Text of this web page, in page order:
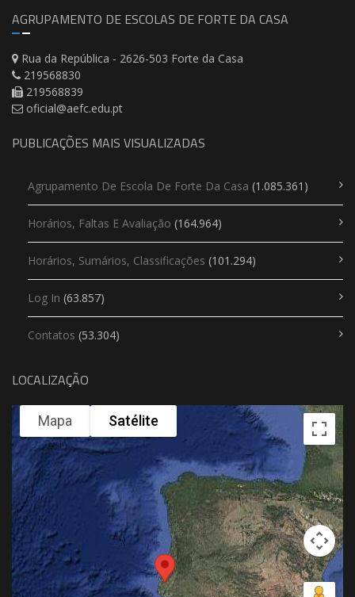
AGRUPAMENTO DE ESCOLAS DE FORTE DA CASA
Rua da República - 2626-503 Forte da Casa
219568830
219568839
oficial@aefc.edu.pt
PUBLICAÇÕES MAIS VISUALIZADAS
Agrupamento De Escola De Forte Da Casa (1.085.361)
Horários, Faltas E Avaliação (164.964)
Horários, Sumários, Classificações (101.294)
Log In (63.857)
Contatos (53.304)
LOCALIZAÇÃO
Mapa Satélite